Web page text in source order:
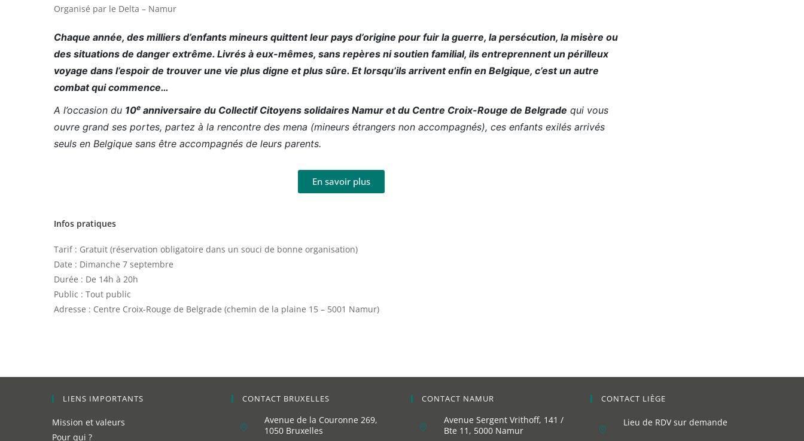
Organisé par le Delta – Namur
Chaque année, des milliers d’enfants mineurs quittent leur pays d’origine pour fuir la guerre, la persécution, la misère ou
des situations de danger extrême. Livrés à eux-mêmes, sans repères ni soutien familial, ils entreprennent un périlleux
voyage dans l’espoir de trouver une vie plus digne et plus sûre. Et lorsqu’ils arrivent enfin en Belgique, c’est un autre
combat qui commence…
A l’occasion du 10e anniversaire du Collectif Citoyens solidaires Namur et du Centre Croix-Rouge de Belgrade qui vous
ouvre grand ses portes, partez à la rencontre des mena (mineurs étrangers non accompagnés), ces enfants exilés arrivés
seuls en Belgique sans être accompagnés de leurs parents.
En savoir plus
Infos pratiques
Tarif : Gratuit (réservation obligatoire dans un souci de bonne organisation)
Date : Dimanche 7 septembre
Durée : De 14h à 20h
Public : Tout public
Adresse : Centre Croix-Rouge de Belgrade (chemin de la plaine 15 – 5001 Namur)
LIENS IMPORTANTS
Mission et valeurs
Pour qui ?
CONTACT BRUXELLES
Avenue de la Couronne 269,
1050 Bruxelles
CONTACT NAMUR
Avenue Sergent Vrithoff, 141 /
Bte 11, 5000 Namur
CONTACT LIÈGE
Lieu de RDV sur demande